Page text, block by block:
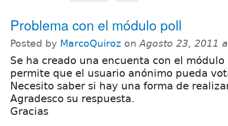
Problema con el módulo poll
Posted by MarcoQuiroz onAgosto 23, 2011
Se ha creado una encuenta con el
permite que el usuario anónimo pueda
Necesito saber si hay una forma de
Agradesco su respuesta.
Gracias